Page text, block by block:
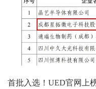
首批入选！UED官网上